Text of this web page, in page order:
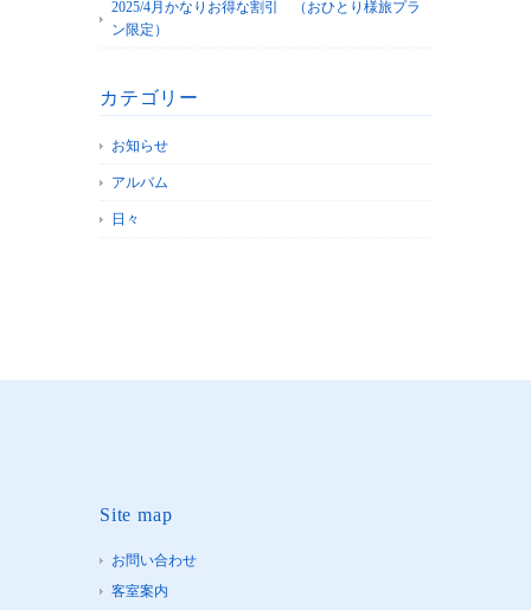
2025/4月かなりお得な割引 （おひとり様旅プラ
ン限定）
カテゴリー
お知らせ
アルバム
日々
Site map
お問い合わせ
客室案内